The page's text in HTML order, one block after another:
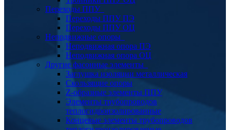
Переходы ППУ
Переходы ППУ ПЭ
Переходы ППУ ОЦ
Неподвижные опоры
Неподвижная опора ПЭ
Неподвижная опора ОЦ
Другие фасонные элементы
Заглушка изоляции металлическая
Скользящие опоры
Z-образные элементы ППУ
Элементы трубопроводов
теплогидроизолированные
Концевые элементы трубопроводов